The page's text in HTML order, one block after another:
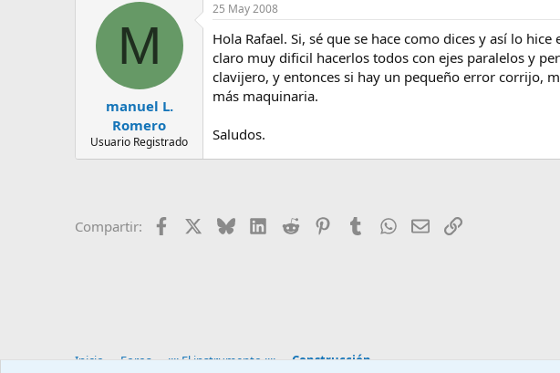
M
manuel L.
Romero
Usuario Registrado
25 May 2008
Hola Rafael. Si, sé que se hace como dices y así lo
claro muy dificil hacerlos todos con ejes paralelos y
clavijero, y entonces si hay un pequeño error corrijo,
más maquinaria.
Saludos.
Compartir: Facebook BlueskyLinkedIn
Reddit PinterestTumblrWhatsApp
EmailEnlace
Inicio Foros :::: El instrumento :::: Construcción